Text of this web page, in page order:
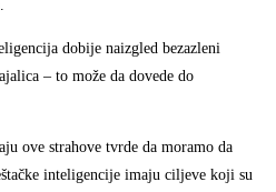
dobije naizgled bezazleni
– to može da dovede do
ove strahove tvrde da moramo da
inteligencije imaju ciljeve koji su